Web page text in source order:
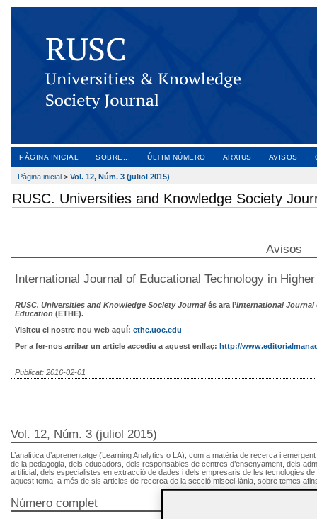
PÀGINA INICIAL SOBRE... ÚLTIM NÚMERO ARXIUS AVISOS
Pàgina inicial > Vol. 12, Núm. 3 (juliol 2015)
RUSC. Universities and Knowledge Society
Avisos
International Journal of Educational Technology in
RUSC. Universities and Knowledge Society Journalés ara l’International Journal
Education (ETHE).
Visiteu el nostre nou web aquí: ethe.uoc.edu
Per a fer-nos arribar un article accediu a aquest enllaç: http://
Publicat: 2016-02-01
Vol. 12, Núm. 3 (juliol 2015)
L’analítica d’aprenentatge (Learning Analytics o LA), com a matèria de recerca i
de la pedagogia, dels educadors, dels responsables de centres d’ensenyament, dels
artificial, dels especialistes en extracció de dades i dels empresaris de les tecnologies
aquest tema, a més de sis articles de recerca de la secció miscel·lània, sobre temes
Número complet